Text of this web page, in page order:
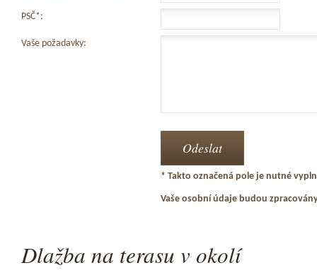
PSČ*:
Vaše požadavky:
* Takto označená pole je nutné
Vaše osobní údaje budou
Dlažba na terasu v okolí